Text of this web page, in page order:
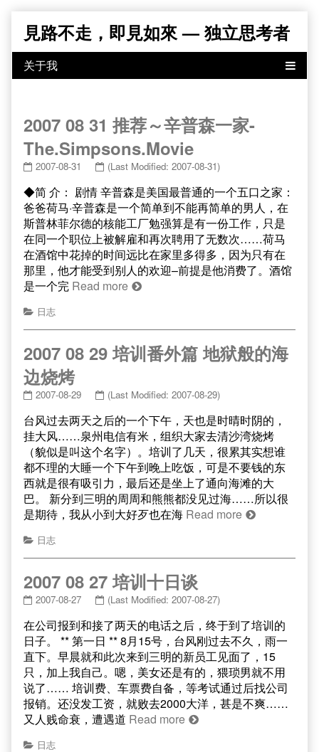
content
見路不走，即見如來 — 独立思考者
2007 08 31 推荐～辛普森一家-
The.Simpsons.Movie
2007-08-31 (Last Modified: 2007-08-31)
◆简 介： 剧情 辛普森是美国最普通的一个五口之家：
爸爸荷马·辛普森是一个简单到不能再简单的男人，在
斯普林菲尔德的核能工厂勉强算是有一份工作，只是
在同一个职位上被解雇和再次聘用了无数次……荷马
在酒馆中花掉的时间远比在家里多得多，因为只有在
那里，他才能受到别人的欢迎–前提是他消费了。酒馆
是一个完 Read more
日志
2007 08 29 培训番外篇 地狱般的海
边烧烤
2007-08-29 (Last Modified: 2007-08-29)
台风过去两天之后的一个下午，天也是时晴时阴的，
挂大风……泉州电信有米，组织大家去清沙湾烧烤
（貌似是叫这个名字）。培训了几天，很累其实想谁
都不理的大睡一个下午到晚上吃饭，可是不要钱的东
西就是很有吸引力，最后还是坐上了通向海滩的大
巴。 新分到三明的周周和熊熊都没见过海……所以很
是期待，我从小到大好歹也在海 Read more
日志
2007 08 27 培训十日谈
2007-08-27 (Last Modified: 2007-08-27)
在公司报到和接了两天的电话之后，终于到了培训的
日子。 ** 第一日 ** 8月15号，台风刚过去不久，雨一
直下。早晨就和此次来到三明的新员工见面了，15
只，加上我自己。嗯，美女还是有的，猥琐男就不用
说了…… 培训费、车票费自备，等考试通过后找公司
报销。还没发工资，就败去2000大洋，甚是不爽……
又人贱命衰，遭遇道 Read more
日志